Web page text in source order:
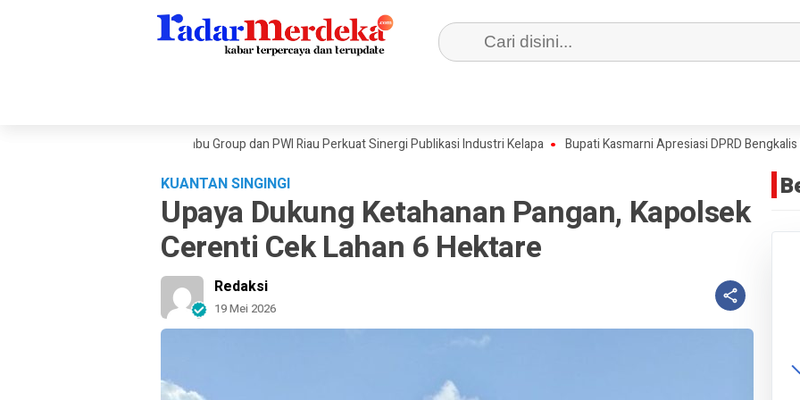
Ekonomi Dunia, Sambu Group dan PWI Riau Perkuat Sinergi Publikasi Industri Kelapa Bupati Kasmarni Apresiasi DPRD Bengkalis Usai
KUANTAN SINGINGI
Upaya Dukung Ketahanan Pangan, Kapolsek
Cerenti Cek Lahan 6 Hektare
Redaksi
19 Mei 2026